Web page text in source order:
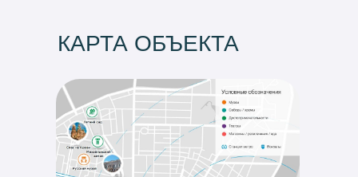
КАРТА ОБЪЕКТА